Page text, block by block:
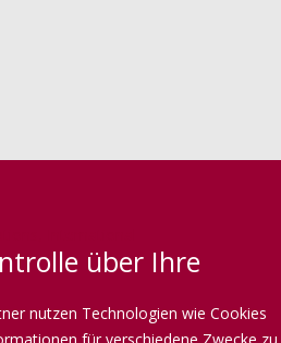
über Ihre
nutzen Technologien wie Cookies